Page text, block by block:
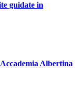
guidate in
Albertina